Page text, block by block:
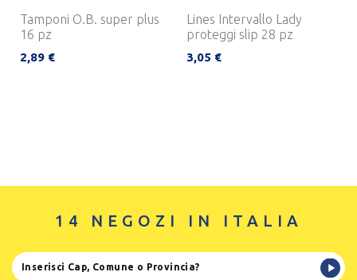
Tamponi O.B. super plus
16 pz
2,89 €
Lines Intervallo Lady
proteggi slip 28 pz
3,05 €
14 NEGOZI IN ITALIA